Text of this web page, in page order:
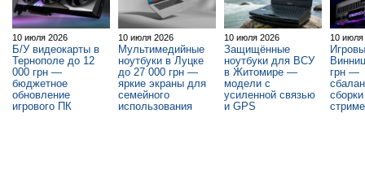
10 июля 2026
Б/У видеокарты в
Тернополе до 12
000 грн —
бюджетное
обновление
игрового ПК
10 июля 2026
Мультимедийные
ноутбуки в Луцке
до 27 000 грн —
яркие экраны для
семейного
использования
10 июля 2026
Защищённые
ноутбуки для ВСУ
в Житомире —
модели с
усиленной связью
и GPS
10 июля
грн —